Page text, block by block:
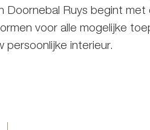
Ruys begint met
voor alle mogelijke
persoonlijke interieur.